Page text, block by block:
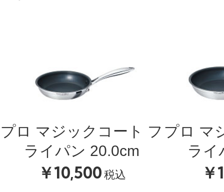
プロ マジックコート フ
ライパン 20.0cm
￥10,500 税込
プロ マ
ライ
￥